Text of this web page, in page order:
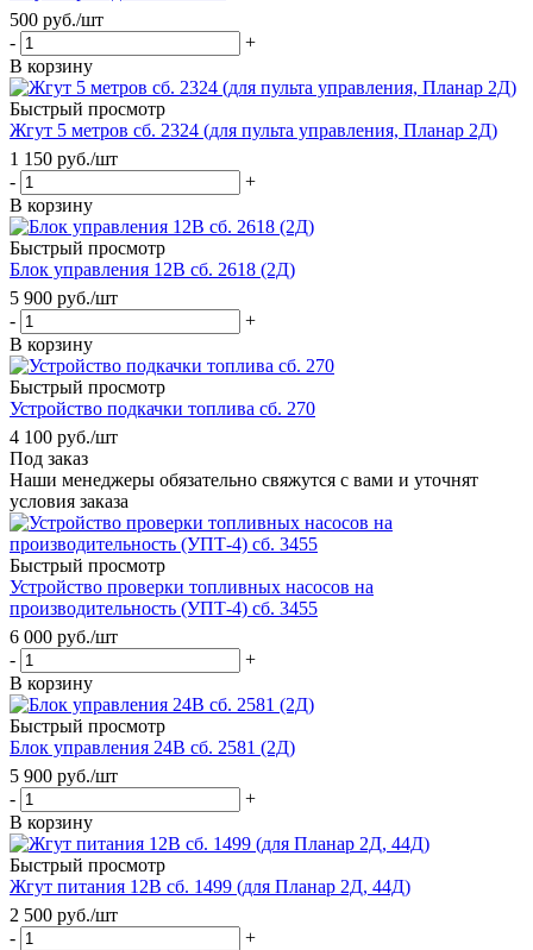
500 руб./шт
-
+
В корзину
Быстрый просмотр
Жгут 5 метров сб. 2324 (для пульта управления, Планар 2Д)
1 150 руб./шт
-
+
В корзину
Быстрый просмотр
Блок управления 12В сб. 2618 (2Д)
5 900 руб./шт
-
+
В корзину
Быстрый просмотр
Устройство подкачки топлива сб. 270
4 100 руб./шт
Под заказ
Наши менеджеры обязательно свяжутся с вами и уточнят
условия заказа
Быстрый просмотр
Устройство проверки топливных насосов на
производительность (УПТ-4) сб. 3455
6 000 руб./шт
-
+
В корзину
Быстрый просмотр
Блок управления 24В сб. 2581 (2Д)
5 900 руб./шт
-
+
В корзину
Быстрый просмотр
Жгут питания 12В сб. 1499 (для Планар 2Д, 44Д)
2 500 руб./шт
-
+